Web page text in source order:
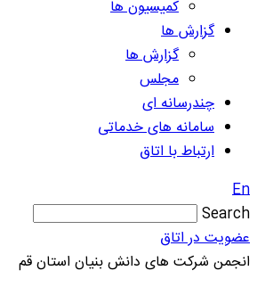
کمیسیون ها
گزارش ها
گزارش ها
مجلس
چندرسانه ای
سامانه های خدماتی
ارتباط با اتاق
En
Search
عضویت در اتاق
انجمن شرکت های دانش بنیان استان قم